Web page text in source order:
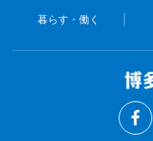
暮らす・働く